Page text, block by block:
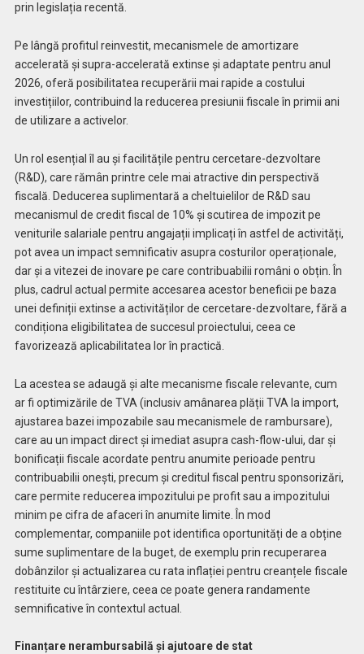
prin legislația recentă.
Pe lângă profitul reinvestit, mecanismele de amortizare
accelerată și supra-accelerată extinse și adaptate pentru anul
2026, oferă posibilitatea recuperării mai rapide a costului
investițiilor, contribuind la reducerea presiunii fiscale în primii ani
de utilizare a activelor.
Un rol esențial îl au și facilitățile pentru cercetare-dezvoltare
(R&D), care rămân printre cele mai atractive din perspectivă
fiscală. Deducerea suplimentară a cheltuielilor de R&D sau
mecanismul de credit fiscal de 10% și scutirea de impozit pe
veniturile salariale pentru angajații implicați în astfel de activități,
pot avea un impact semnificativ asupra costurilor operaționale,
dar și a vitezei de inovare pe care contribuabilii români o obțin. În
plus, cadrul actual permite accesarea acestor beneficii pe baza
unei definiții extinse a activităților de cercetare-dezvoltare, fără a
condiționa eligibilitatea de succesul proiectului, ceea ce
favorizează aplicabilitatea lor în practică.
La acestea se adaugă și alte mecanisme fiscale relevante, cum
ar fi optimizările de TVA (inclusiv amânarea plății TVA la import,
ajustarea bazei impozabile sau mecanismele de rambursare),
care au un impact direct și imediat asupra cash-flow-ului, dar și
bonificații fiscale acordate pentru anumite perioade pentru
contribuabilii onești, precum și creditul fiscal pentru sponsorizări,
care permite reducerea impozitului pe profit sau a impozitului
minim pe cifra de afaceri în anumite limite. În mod
complementar, companiile pot identifica oportunități de a obține
sume suplimentare de la buget, de exemplu prin recuperarea
dobânzilor și actualizarea cu rata inflației pentru creanțele fiscale
restituite cu întârziere, ceea ce poate genera randamente
semnificative în contextul actual.
Finanțare nerambursabilă și ajutoare de stat